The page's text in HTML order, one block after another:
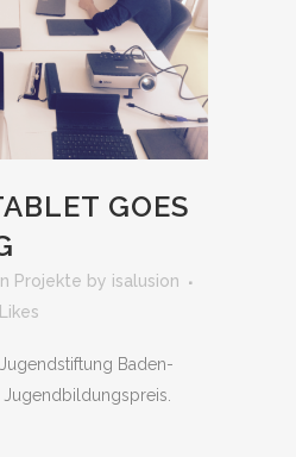
GOES
Projekte by isalusion
Likes
Baden-